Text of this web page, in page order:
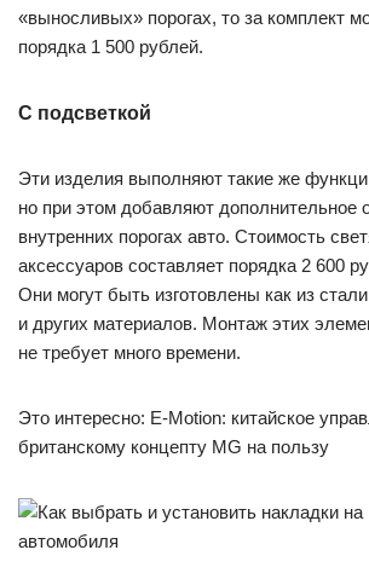
«выносливых» порогах, то за комплект
порядка 1 500 рублей.
С подсветкой
Эти изделия выполняют такие же
но при этом добавляют дополнительное
внутренних порогах авто. Стоимость
аксессуаров составляет порядка 2 600
Они могут быть изготовлены как из
и других материалов. Монтаж этих
не требует много времени.
Это интересно: E-Motion: китайское
британскому концепту MG на пользу